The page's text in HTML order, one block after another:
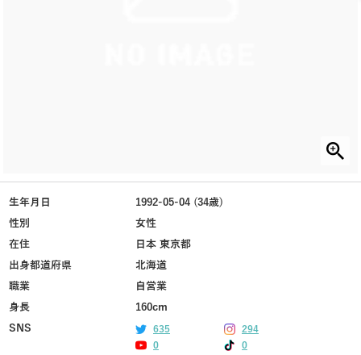
生年月日
1992-05-04 (34歳)
性別
女性
在住
日本 東京都
出身都道府県
北海道
職業
自営業
身長
160cm
SNS
635
294
0
0